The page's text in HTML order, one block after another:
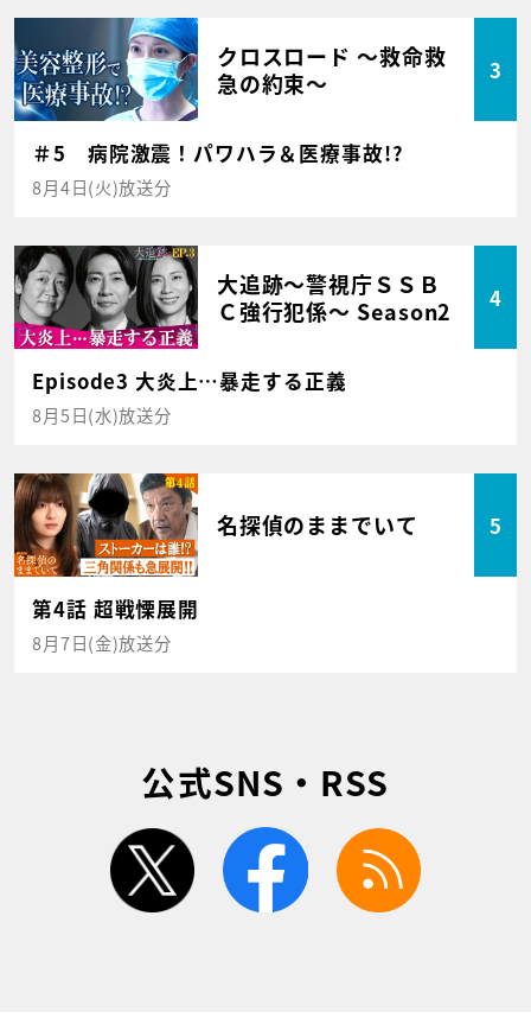
クロスロード ～救命救
急の約束～
3
＃5 病院激震！パワハラ＆医療事故!?
8月4日(火)放送分
大追跡～警視庁ＳＳＢ
Ｃ強行犯係～ Season2
4
Episode3 大炎上…暴走する正義
8月5日(水)放送分
名探偵のままでいて 5
第4話 超戦慄展開
8月7日(金)放送分
公式SNS・RSS
twitter facebook